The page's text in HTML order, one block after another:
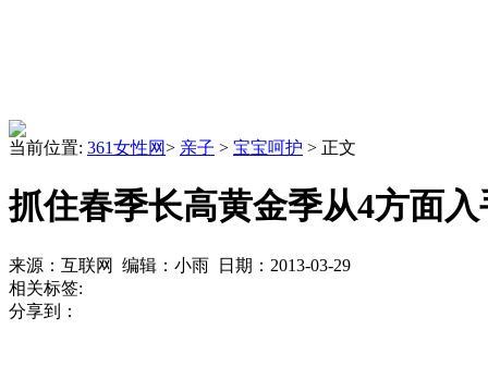
当前位置: 361女性网> 亲子 > 宝宝呵护 > 正文
抓住春季长高黄金季从4方面入
来源：互联网 编辑：小雨 日期：2013-03-29
相关标签:
分享到：